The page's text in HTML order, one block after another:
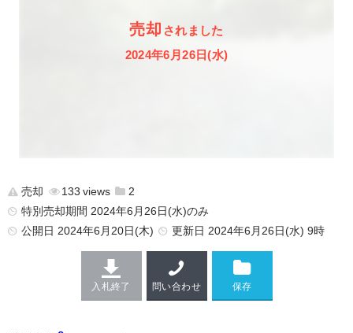
売却 されました
2024年6月26日(水)
売却 133
2
特別売却期間 2024年6月26日(水)のみ
公開日 2024年6月20日(木) 更新日 2024年6月26日(水) 9時
入札終了 問い合わせ